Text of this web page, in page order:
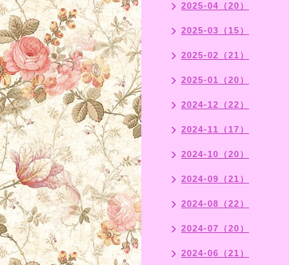
2025-04（20）
2025-03（15）
2025-02（21）
2025-01（20）
2024-12（22）
2024-11（17）
2024-10（20）
2024-09（21）
2024-08（22）
2024-07（20）
2024-06（21）